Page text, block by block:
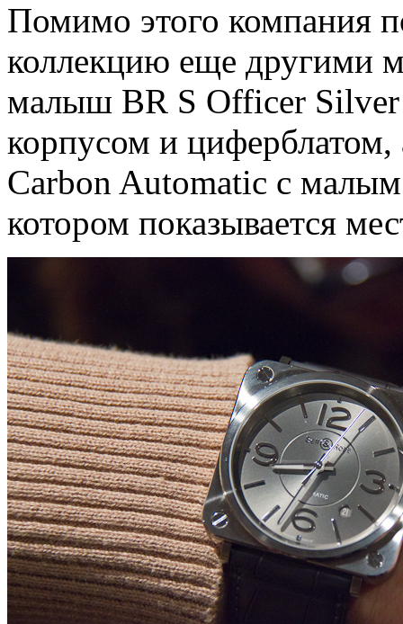
Помимо этого компания
коллекцию еще другими
малыш BR S Officer Silver
корпусом и
Carbon Automatic с
котором показывается